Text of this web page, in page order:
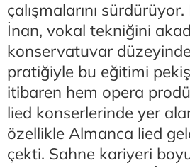
çalışmalarını
İnan, vokal tekniğini
konservatuvar
pratiğiyle bu eğitimi
itibaren hem opera
lied konserlerinde yer
özellikle Almanca lied
çekti. Sahne kariyeri